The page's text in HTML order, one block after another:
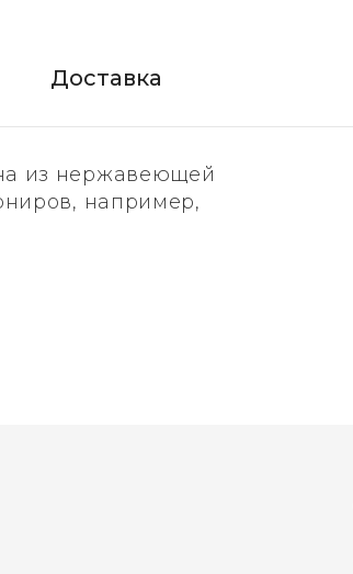
Доставка
из нержавеющей
например,
и овощных соков.